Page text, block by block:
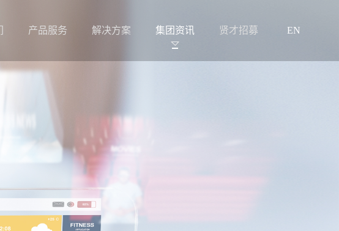
EN
产品服务 解决方案 集团资讯 贤才招募